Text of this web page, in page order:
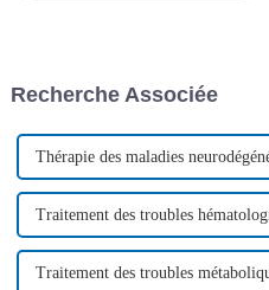
l'amélioration de l'efficacité du
l'accessibilité...
Recherche Associée
Thérapie des maladies
Traitement des troubles
Traitement des troubles